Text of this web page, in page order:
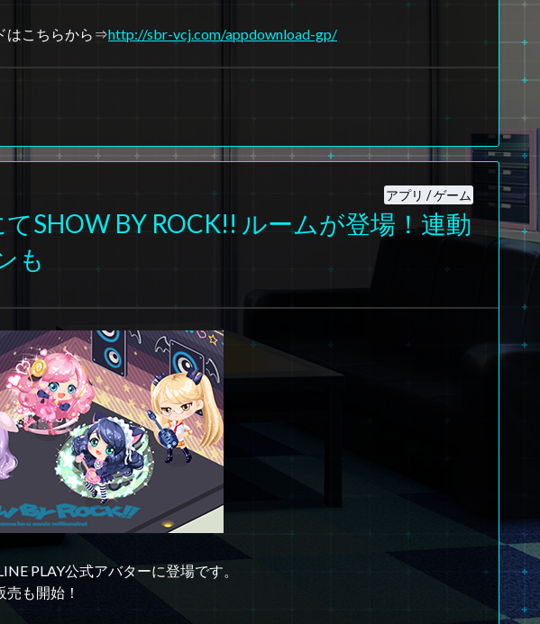
はこちらから⇒http://sbr-vcj.com/appdownload-gp/
てSHOW BY ROCK!! ルームが登場！連動
も
アプリ / ゲーム
PLAY公式アバターに登場です。
も開始！